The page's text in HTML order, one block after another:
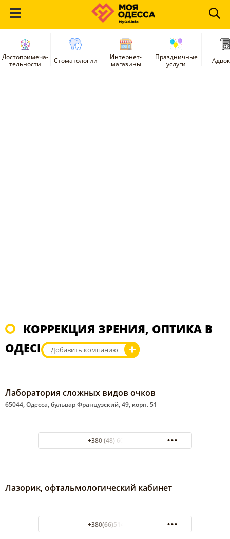
Достопримеча-
тельности
Стоматологии
Интернет-
магазины
Праздничные
услуги
КОРРЕКЦИЯ ЗРЕНИЯ, ОПТИКА В
ОДЕСІ
Добавить компанию
Лаборатория сложных видов очков
65044, Одесса, бульвар Французский, 49, корп. 51
+380 (48) 60-37-10
Лазорик, офтальмологический кабинет
+380(66)514-19-00